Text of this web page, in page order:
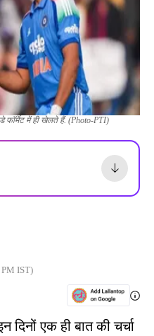
फॉर्मेट में ही खेलते हैं. (Photo-PTI)
PM IST)
दिनों एक ही बात की चर्चा